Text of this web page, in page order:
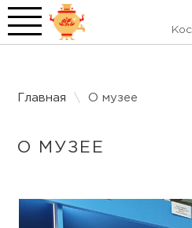
Toggle
Navigation
О музее
Афиша
СМИ о нас
Главная \ О музее
О МУЗЕЕ